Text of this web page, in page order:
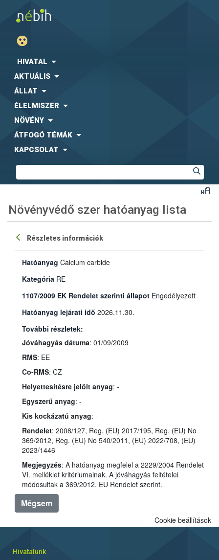
HIVATAL
AKTUÁLIS
ÁLLAT
ÉLELMISZER
NÖVÉNY
ÁTFOGÓ TÉMÁK
KAPCSOLAT
Növényvédő szer hatóanyag lista
Részletes információk
Hatóanyag Calcium carbide
Kategória RE
1107/2009 EK Rendelet szerinti állapot Engedélyezett
Hatóanyag lejárati idő 2026.11.30.
További részletek:
Jóváhagyás dátuma: 01/09/2009
RMS: EE
Co-RMS: CZ
Helyettesítésre jelölt anyag: -
Egyszerű anyag: -
Kis kockázatú anyag: -
Rendelet: 2008/127, Reg. (EU) 2017/195, Reg. (EU) No
369/2012, Reg. (EU) No 540/2011, (EU) 2022/708, (EU)
2023/1446
Megjegyzés: A hatóanyag megfelel a 2229/2004 Rendelet
VI. melléklet kritériumainak. A jóváhagyás feltételei
módosultak a 369/2012. EU Rendelet szerint.
Mégsem
Cookie beállítások
Hivatalunk